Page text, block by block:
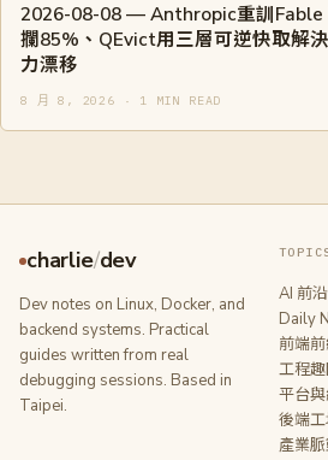
2026-08-08 — Anthropic重訓Fable
攔85%、QEvict用三層可逆快取解
力漂移
8 月 8, 2026 · 1 MIN READ
charlie/dev
Dev notes on Linux, Docker, and
backend systems. Practical
guides written from real
debugging sessions. Based in
Taipei.
AI 前沿
Daily
前端
工程
平台
後端
產業